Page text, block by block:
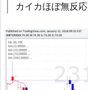
カイカほぼ無反応